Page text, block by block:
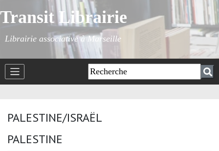
Transit Librairie
Librairie associative à Marseille
PALESTINE/ISRAËL
PALESTINE